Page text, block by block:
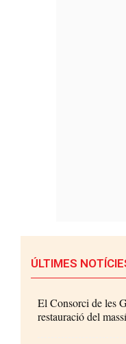
ÚLTIMES
El Consorci de les
restauració del